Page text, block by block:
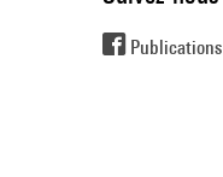
Publications